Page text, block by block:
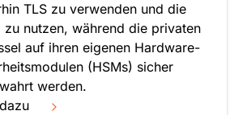
TLS zu verwenden und die
zu nutzen, während die privaten
auf ihren eigenen Hardware-
(HSMs) sicher
werden.